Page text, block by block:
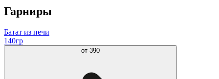
Гарниры
Батат из печи
140гр
от 390